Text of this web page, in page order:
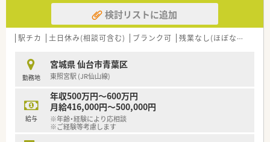
検討リストに追加
駅チカ 土日休み(相談可含む) ブランク可 残業なし(ほぼなし含む)
勤務地
宮城県 仙台市青葉区
東照宮駅 (JR仙山線)
給与
年収500万円～600万円
月給416,000円～500,000円
※年齢・経験により応相談
※ご経験等考慮します